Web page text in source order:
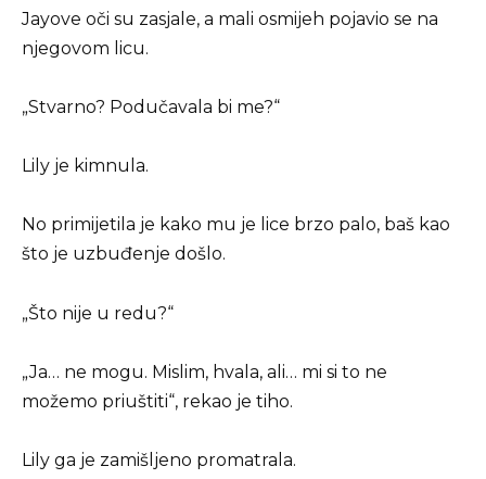
Jayove oči su zasjale, a mali osmijeh pojavio se na
njegovom licu.
„Stvarno? Podučavala bi me?“
Lily je kimnula.
No primijetila je kako mu je lice brzo palo, baš kao
što je uzbuđenje došlo.
„Što nije u redu?“
„Ja… ne mogu. Mislim, hvala, ali… mi si to ne
možemo priuštiti“, rekao je tiho.
Lily ga je zamišljeno promatrala.